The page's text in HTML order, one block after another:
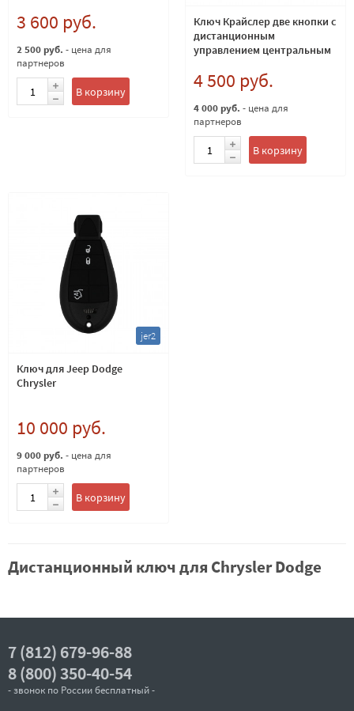
315 Mhz
3 600 руб.
2 500 руб. - цена для
партнеров
В корзину
Ключ Крайслер две кнопки с
дистанционным
управлением центральным
Европейский 433Мгц
4 500 руб.
4 000 руб. - цена для
партнеров
В корзину
jer2
Ключ для Jeep Dodge
Chrysler
10 000 руб.
9 000 руб. - цена для
партнеров
В корзину
Дистанционный ключ для Chrysler Dodge
7 (812) 679-96-88
8 (800) 350-40-54
- звонок по России бесплатный -